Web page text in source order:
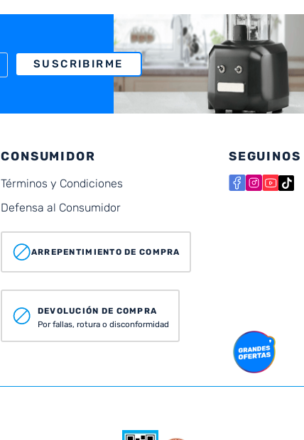
SUSCRIBIRME
CONSUMIDOR
Términos y Condiciones
Defensa al Consumidor
ARREPENTIMIENTO DE COMPRA
DEVOLUCIÓN DE COMPRA
Por fallas, rotura o disconformidad
SEGUINOS